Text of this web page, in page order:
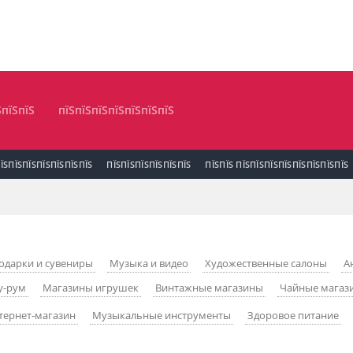
пїЅпїЅпїЅпїЅпїЅпїЅпїЅ
ПЇЅПЇЅПЇЅПЇЅПЇЅПЇЅ ПЇЅПЇЅ ПЇЅПЇЅПЇЅПЇЅПЇЅПЇЅПЇЅПЇЅ
и сувениры Музыка и видео Художественные салоны
рум Магазины игрушек Винтажные магазины Чайные
магазин Музыкальные инструменты Здоровое питание